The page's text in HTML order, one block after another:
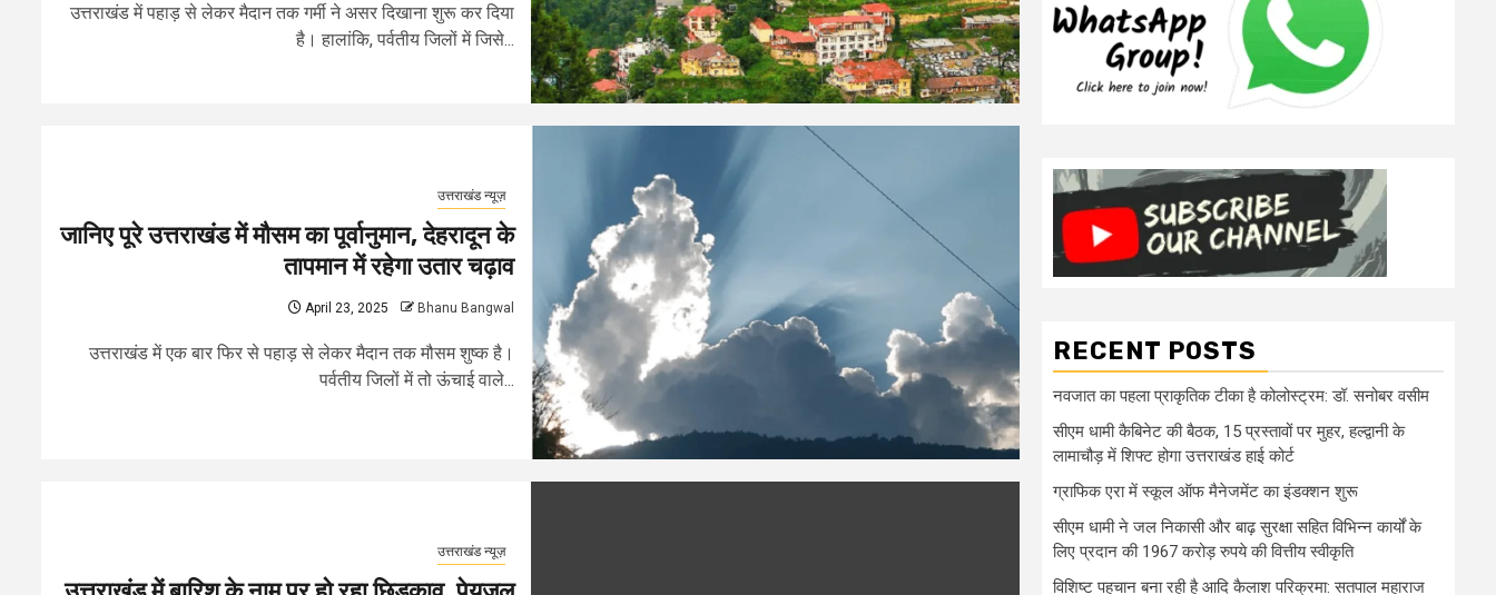
उत्तराखंड में पहाड़ से लेकर मैदान तक गर्मी ने असर दिखाना शुरू कर दिया
है। हालांकि, पर्वतीय जिलों में जिसे...
उत्तराखंड न्यूज़
जानिए पूरे उत्तराखंड में मौसम का पूर्वानुमान, देहरादून के
तापमान में रहेगा उतार चढ़ाव
April 23, 2025 Bhanu Bangwal
उत्तराखंड में एक बार फिर से पहाड़ से लेकर मैदान तक मौसम शुष्क है।
पर्वतीय जिलों में तो ऊंचाई वाले...
उत्तराखंड न्यूज़
RECENT POSTS
नवजात का पहला प्राकृतिक टीका है कोलोस्ट्रम: डॉ. सनोबर वसीम
सीएम धामी कैबिनेट की बैठक, 15 प्रस्तावों पर मुहर, हल्द्वानी के
लामाचौड़ में शिफ्ट होगा उत्तराखंड हाई कोर्ट
ग्राफिक एरा में स्कूल ऑफ मैनेजमेंट का इंडक्शन शुरू
सीएम धामी ने जल निकासी और बाढ़ सुरक्षा सहित विभिन्न कार्यों के
लिए प्रदान की 1967 करोड़ रुपये की वित्तीय स्वीकृति
विशिष्ट पहचान बना रही है आदि कैलाश परिक्रमा: सतपाल महाराज